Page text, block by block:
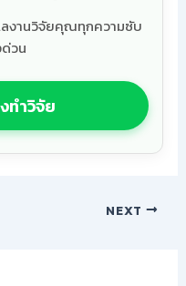
งานวิจัยคุณทุกความซับ
ด่วน
ทำวิจัย
NEXT